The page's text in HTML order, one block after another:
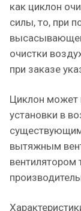
как циклон
силы, то, при
очистки
при заказе
Циклон может
установки в
вытяжным
вентилятором